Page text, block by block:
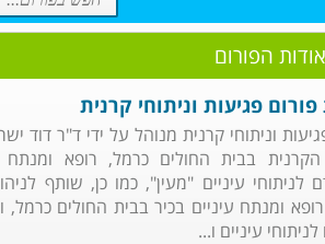
אודות הפורום
פורום פגיעות וניתוחי קרנית
וניתוחי קרנית מנוהל על ידי ד"ר דוד
הקרנית בבית החולים כרמל, רופא ומנתח
לניתוחי עיניים "מעין", כמו כן, שותף
ומנתח עיניים בכיר בבית החולים כרמל,
עיניים ו...